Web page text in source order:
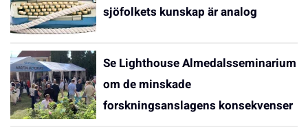
sjöfolkets kunskap är analog
Se Lighthouse Almedalsseminarium
om de minskade
forskningsanslagens konsekvenser